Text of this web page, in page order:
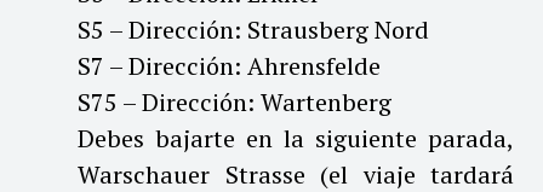
S5 – Dirección: Strausberg Nord
S7 – Dirección: Ahrensfelde
S75 – Dirección: Wartenberg
Debes bajarte en la siguiente parada,
Warschauer Strasse (el viaje tardará